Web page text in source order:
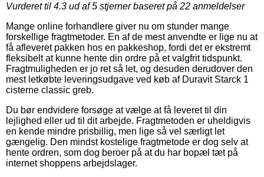
Vurderet til 4.3 ud af 5 stjerner baseret på 22 anmeldelser
Mange online forhandlere giver nu om stunder mange
forskellige fragtmetoder. En af de mest anvendte er lige nu at
få afleveret pakken hos en pakkeshop, fordi det er ekstremt
fleksibelt at kunne hente din ordre på et valgfrit tidspunkt.
Fragtmuligheden er jo ret så let, og desuden derudover den
mest letkøbte leveringsudgave ved køb af Duravit Starck 1
cisterne classic greb.
Du bør endvidere forsøge at vælge at få leveret til din
lejlighed eller ud til dit arbejde. Fragtmetoden er uheldigvis
en kende mindre prisbillig, men lige så vel særligt let
gængelig. Den mindst kostelige fragtmetode er dog selv at
hente ordren, som dog beroer på at du har bopæl tæt på
internet shoppens arbejdslager.